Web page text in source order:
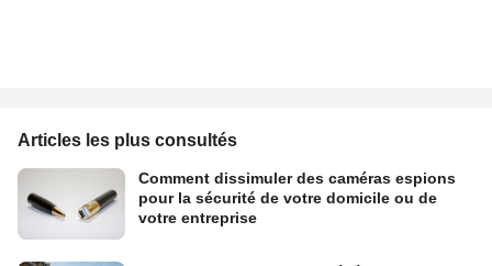
Articles les plus consultés
Comment dissimuler des caméras espions
pour la sécurité de votre domicile ou de
votre entreprise